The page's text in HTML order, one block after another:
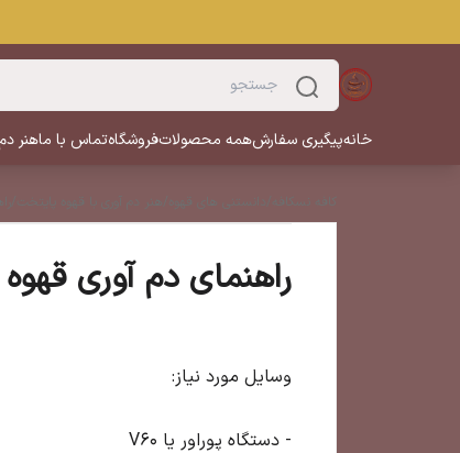
خانهپیگیری سفارشهمه محصولاتفروشگاهتماس با ماهنر
راهنمای دم آوری
وسایل مورد نیاز:
- دستگاه پوراور یا V60